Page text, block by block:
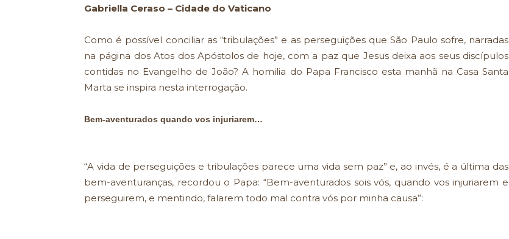
Gabriella Ceraso – Cidade do Vaticano
Como é possível conciliar as “tribulações” e as perseguições que São Paulo sofre, narradas
na página dos Atos dos Apóstolos de hoje, com a paz que Jesus deixa aos seus discípulos
contidas no Evangelho de João? A homilia do Papa Francisco esta manhã na Casa Santa
Marta se inspira nesta interrogação.
Bem-aventurados quando vos injuriarem…
“A vida de perseguições e tribulações parece uma vida sem paz” e, ao invés, é a última das
bem-aventuranças, recordou o Papa: “Bem-aventurados sois vós, quando vos injuriarem e
perseguirem, e mentindo, falarem todo mal contra vós por minha causa”: